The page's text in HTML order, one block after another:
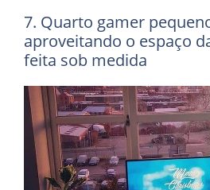
7. Quarto gamer
aproveitando o espaço
feita sob medida